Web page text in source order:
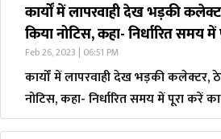
कार्यों में लापरवाही देख भड़की
किया नोटिस, कहा- निर्धारित समय
Feb 26, 2023 | 06:51 PM
कार्यों में लापरवाही देख भड़की कलेक्टर,
नोटिस, कहा- निर्धारित समय में पूरा करें